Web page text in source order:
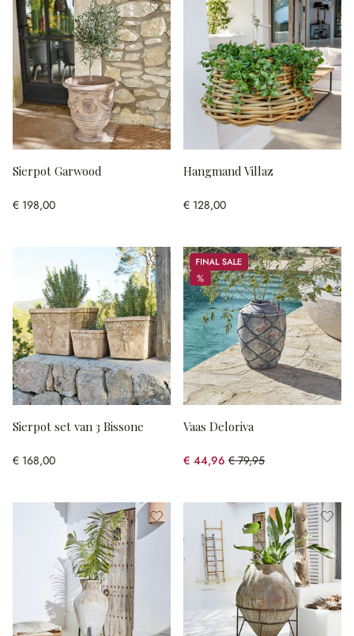
Sierpot Garwood
€ 198,00
Hangmand Villaz
€ 128,00
Sierpot set van 3 Bissone
€ 168,00
Sale
%
%
Vaas Deloriva
€ 44,96 € 79,95
(43.76% gespart)